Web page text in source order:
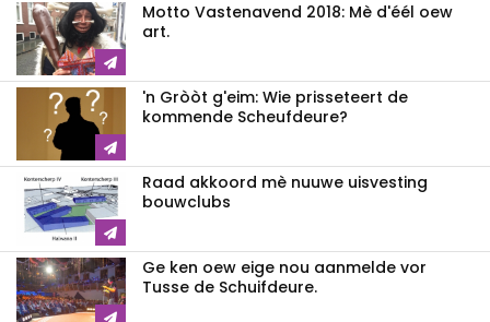
Motto Vastenavend 2018: Mè d'éél oew
art.
'n Gròòt g'eim: Wie prisseteert de
kommende Scheufdeure?
Raad akkoord mè nuuwe uisvesting
bouwclubs
Ge ken oew eige nou aanmelde vor
Tusse de Schuifdeure.